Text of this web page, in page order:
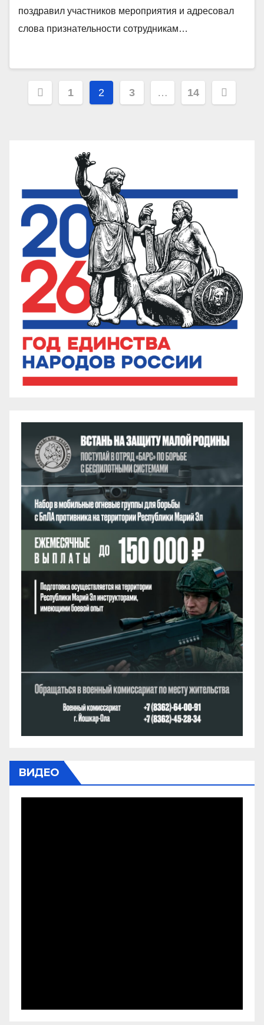
поздравил участников мероприятия и адресовал
слова признательности сотрудникам…
Пагинация
1 2 3 … 14
ВИДЕО